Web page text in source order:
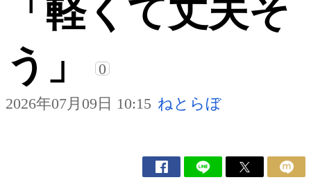
「軽くて丈夫そ
う」
0
2026年07月09日 10:15 ねとらぼ